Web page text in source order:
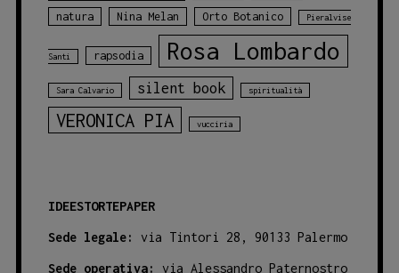
natura Nina Melan Orto Botanico Pieralvise
Santi rapsodia Rosa Lombardo
Sara Calvario silent book spiritualità
VERONICA PIA vucciria
IDEESTORTEPAPER
Sede legale: via Tintori 28, 90133 Palermo
Sede operativa:
via Alessandro Paternostro